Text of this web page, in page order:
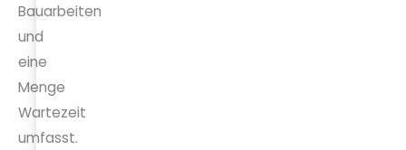
Bauarbeiten
und
eine
Menge
Wartezeit
umfasst.